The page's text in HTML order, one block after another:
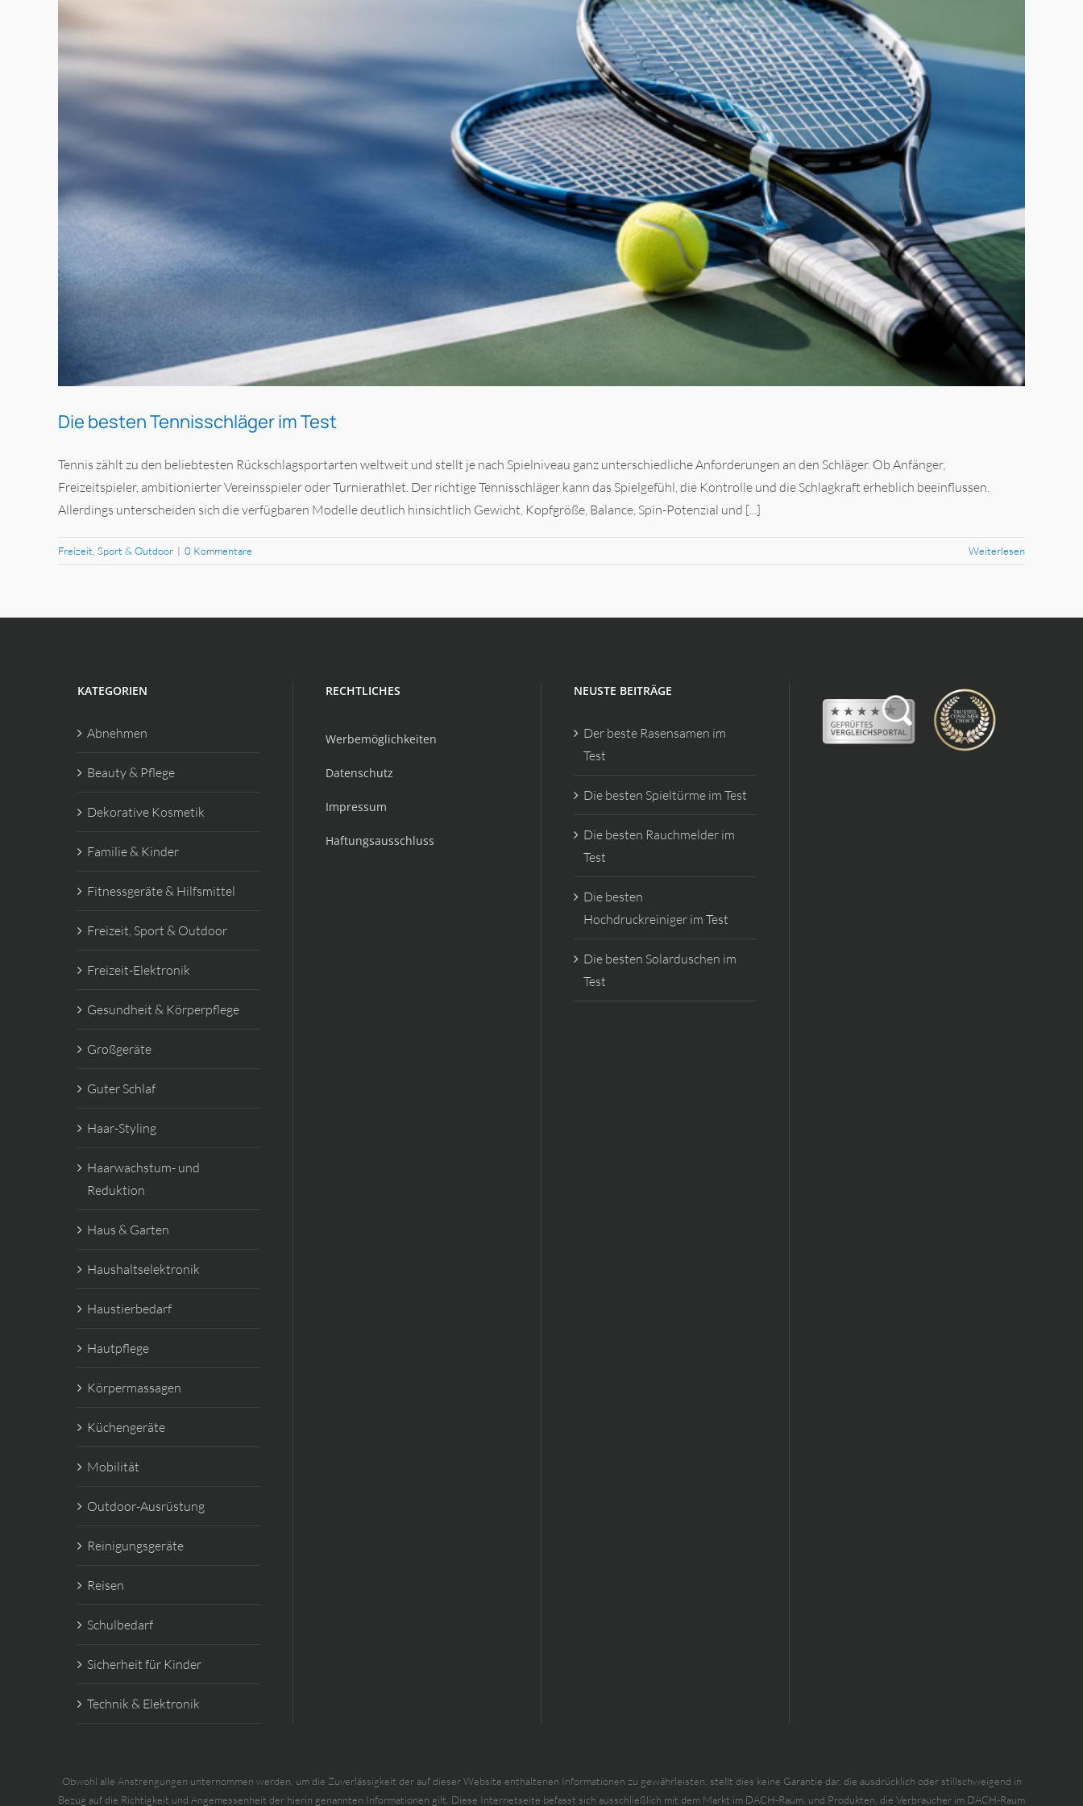
Die besten Tennisschläger im Test
Tennis zählt zu den beliebtesten Rückschlagsportarten weltweit und stellt je nach Spielniveau ganz unterschiedliche Anforderungen an den Schläger. Ob Anfänger,
Freizeitspieler, ambitionierter Vereinsspieler oder Turnierathlet. Der richtige Tennisschläger kann das Spielgefühl, die Kontrolle und die Schlagkraft erheblich beeinflussen.
Allerdings unterscheiden sich die verfügbaren Modelle deutlich hinsichtlich Gewicht, Kopfgröße, Balance, Spin-Potenzial und [...]
Freizeit, Sport & Outdoor | 0 Kommentare Weiterlesen
KATEGORIEN
Abnehmen
Beauty & Pflege
Dekorative Kosmetik
Familie & Kinder
Fitnessgeräte & Hilfsmittel
Freizeit, Sport & Outdoor
Freizeit-Elektronik
Gesundheit & Körperpflege
Großgeräte
Guter Schlaf
Haar-Styling
Haarwachstum- und
Reduktion
Haus & Garten
Haushaltselektronik
Haustierbedarf
Hautpflege
Körpermassagen
Küchengeräte
Mobilität
Outdoor-Ausrüstung
Reinigungsgeräte
Reisen
Schulbedarf
Sicherheit für Kinder
Technik & Elektronik
RECHTLICHES
Werbemöglichkeiten
Datenschutz
Impressum
Haftungsausschluss
NEUSTE BEITRÄGE
Der beste Rasensamen im
Test
Die besten Spieltürme im Test
Die besten Rauchmelder im
Test
Die besten
Hochdruckreiniger im Test
Die besten Solarduschen im
Test
Obwohl alle Anstrengungen unternommen werden, um die Zuverlässigkeit der auf dieser Website enthaltenen Informationen zu gewährleisten, stellt dies keine Garantie dar, die ausdrücklich oder stillschweigend in
Bezug auf die Richtigkeit und Angemessenheit der hierin genannten Informationen gilt. Diese Internetseite befasst sich ausschließlich mit dem Markt im DACH-Raum, und Produkten, die Verbraucher im DACH-Raum